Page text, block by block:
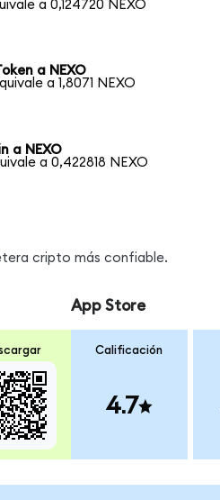
a 0,124720 NEXO
a NEXO
a 1,8071 NEXO
a NEXO
a 0,422818 NEXO
cripto más confiable.
App Store
Calificación
4.7